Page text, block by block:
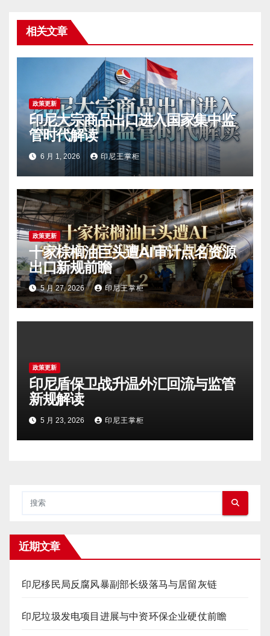
相关文章
政策更新
印尼大宗商品出口进入国家集中监
管时代解读
6 月 1, 2026 印尼王掌柜
政策更新
十家棕榈油巨头遭AI审计点名资源
出口新规前瞻
5 月 27, 2026 印尼王掌柜
政策更新
印尼盾保卫战升温外汇回流与监管
新规解读
5 月 23, 2026 印尼王掌柜
近期文章
印尼移民局反腐风暴副部长级落马与居留灰链
印尼垃圾发电项目进展与中资环保企业硬仗前瞻